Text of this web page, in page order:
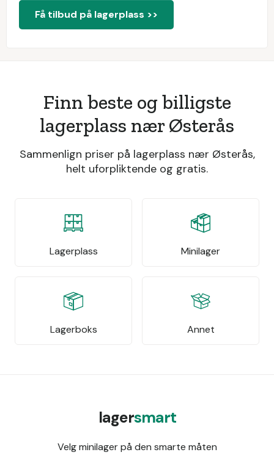
Få tilbud på lagerplass >>
Finn beste og billigste
lagerplass nær Østerås
Sammenlign priser på lagerplass nær Østerås,
helt uforpliktende og gratis.
Lagerplass Minilager
Lagerboks Annet
lagersmart
Velg minilager på den smarte måten